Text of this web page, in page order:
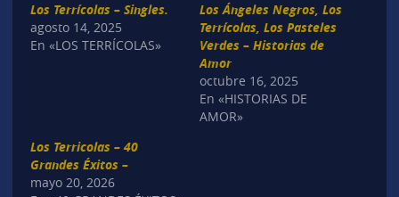
Los Terrícolas – Singles.
agosto 14, 2025
En «LOS TERRÍCOLAS»
Los Ángeles Negros, Los
Terrícolas, Los Pasteles
Verdes – Historias de
Amor
octubre 16, 2025
En «HISTORIAS DE
AMOR»
Los Terricolas – 40
Grandes Éxitos –
mayo 20, 2026